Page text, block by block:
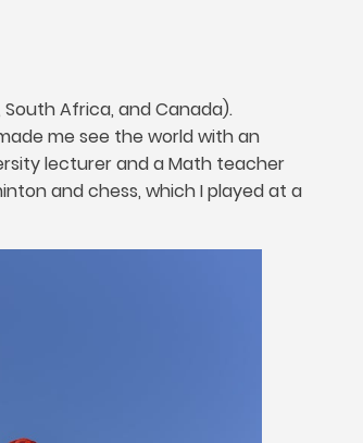
South Africa, and Canada).
me see the world with an
lecturer and a Math teacher
and chess, which I played at a